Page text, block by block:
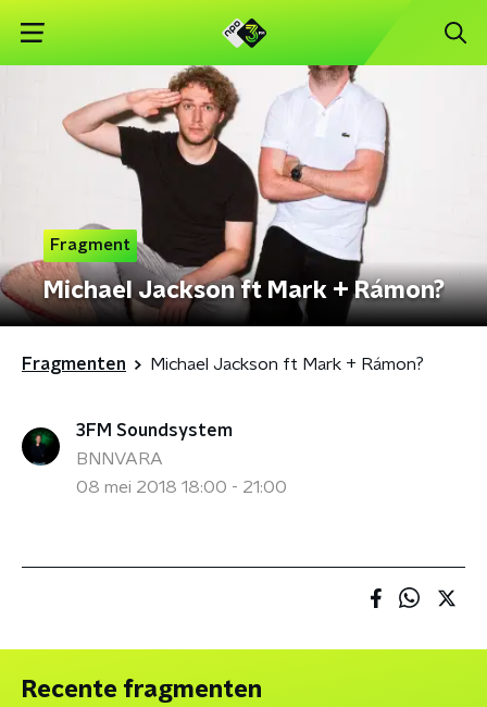
Fragment
Michael Jackson ft Mark + Rámon?
Fragmenten Michael Jackson ft Mark + Rámon?
3FM Soundsystem
BNNVARA
08 mei 2018 18:00 - 21:00
Recente fragmenten